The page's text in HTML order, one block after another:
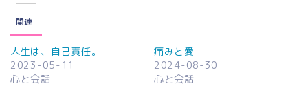
関連
人生は、自己責任。
2023-05-11
心と会話
痛みと愛
2024-08-30
心と会話